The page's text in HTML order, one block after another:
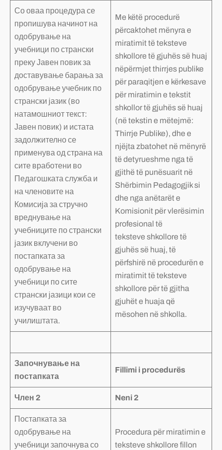
Со оваа процедура се
пропишува начинот на
одобрување на
учебници по странски
преку Јавен повик за
доставување барања за
одобрување учебник по
странски јазик (во
натамошниот текст:
Јавен повик) и истата
задолжително се
применува од страна на
сите вработени во
Педагошката служба и
на членовите на
Комисија за стручно
вреднување на
учебниците по странски
јазик вклучени во
постапката за
одобрување на
учебници по сите
странски јазици кои се
изучуваат во
училиштата.
Me këtë procedurë
përcaktohet mënyra e
miratimit të teksteve
shkollore të gjuhës së huaj
nëpërmjet thirrjes publike
për paraqitjen e kërkesave
për miratimin e tekstit
shkollor të gjuhës së huaj
(në tekstin e mëtejmë:
Thirrje Publike), dhe e
njëjta zbatohet në mënyrë
të detyrueshme nga të
gjithë të punësuarit në
Shërbimin Pedagogjik si
dhe nga anëtarët e
Komisionit për vlerësimin
profesional të
teksteve shkollore të
gjuhës së huaj, të
përfshirë në procedurën e
miratimit të teksteve
shkollore për të gjitha
gjuhët e huaja që
mësohen në shkolla.
Започнување на
постапката
Fillimi i procedurës
Член 2 Neni 2
Постапката за
одобрување на
учебници започнува со
Procedura për miratimin e
teksteve shkollore fillon